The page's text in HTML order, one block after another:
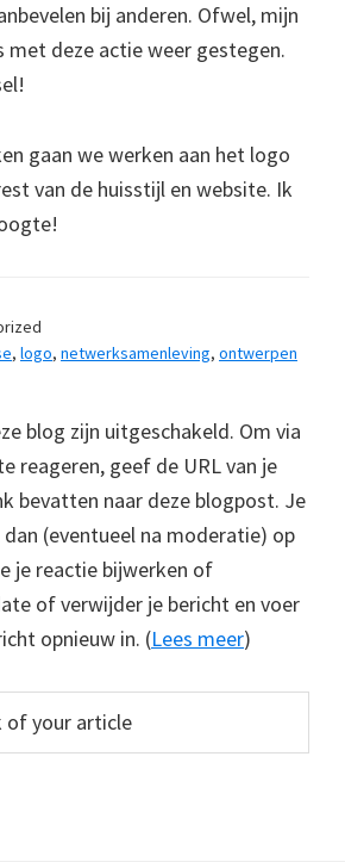
bij anderen. Ofwel, mijn
met deze actie weer gestegen.
gaan we werken aan het logo
van de huisstijl en website. Ik
, logo, netwerksamenleving, ontwerpen
blog zijn uitgeschakeld. Om via
reageren, geef de URL van je
bevatten naar deze blogpost. Je
(eventueel na moderatie) op
je reactie bijwerken of
of verwijder je bericht en voer
opnieuw in. (Lees meer)